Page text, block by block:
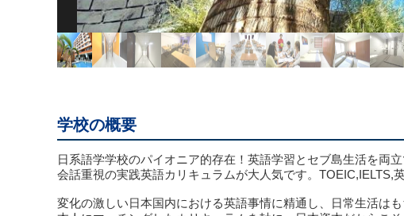
学校の概要
日系語学学校のパイオニア的存在！英語学習とセブ島生活を両
会話重視の実践英語カリキュラムが大人気です。TOEIC,IELTS,
変化の激しい日本国内における英語事情に精通し、日常生活は